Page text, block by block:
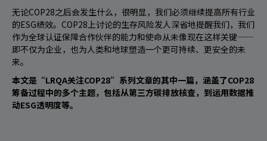
无论COP28之后会发生什么，很明显，我们必须继续提高所有行业
的ESG绩效。COP28上讨论的生存风险发人深省地提醒我们，我们
作为全球认证保障合作伙伴的能力和使命从未像现在这样关键——
即不仅为企业，也为人类和地球塑造一个更可持续、更安全的未
来。
本文是“LRQA关注COP28”系列文章的其中一篇，涵盖了COP28
筹备过程中的多个主题，包括从第三方碳排放核查，到运用数据推
动ESG透明度等。